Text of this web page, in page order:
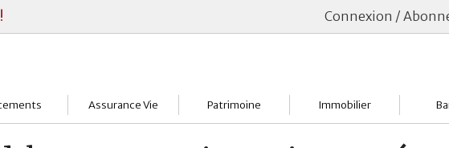
Connexion /
Bourses
Assurance Vie Patrimoine Immobilier